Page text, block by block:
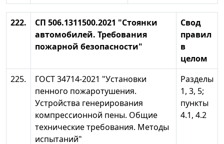
222.
СП 506.1311500.2021 "Стоянки
автомобилей. Требования
пожарной безопасности"
Свод
правил
в
целом
225.
ГОСТ 34714-2021 "Установки
пенного пожаротушения.
Устройства генерирования
компрессионной пены. Общие
технические требования. Методы
испытаний"
Разделы
1, 3, 5;
пункты
4.1, 4.2